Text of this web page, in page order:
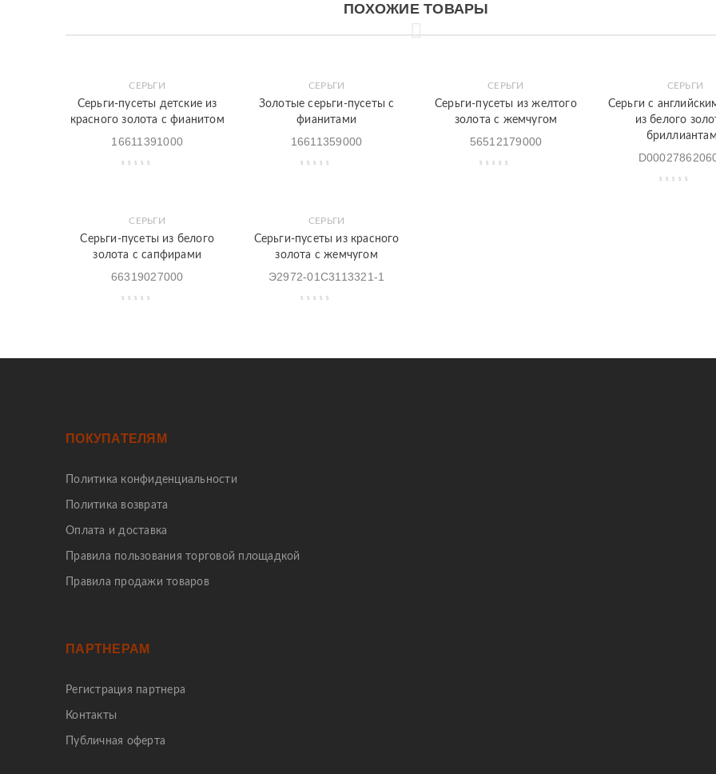
ПОХОЖИЕ ТОВАРЫ
просмотр
СЕРЬГИ
Серьги-пусеты детские из
красного золота с фианитом
16611391000
просмотр
СЕРЬГИ
Золотые серьги-пусеты с
фианитами
16611359000
просмотр
СЕРЬГИ
Серьги-пусеты из желтого
золота с жемчугом
56512179000
просмотр
СЕРЬГИ
Серьги с
из белого
просмотр
СЕРЬГИ
Серьги-пусеты из белого
золота с сапфирами
66319027000
просмотр
СЕРЬГИ
Серьги-пусеты из красного
золота с жемчугом
Э2972-01С3113321-1
ПОКУПАТЕЛЯМ
Политика конфиденциальности
Политика возврата
Оплата и доставка
Правила пользования торговой площадкой
Правила продажи товаров
ПАРТНЕРАМ
Регистрация партнера
Контакты
Публичная оферта